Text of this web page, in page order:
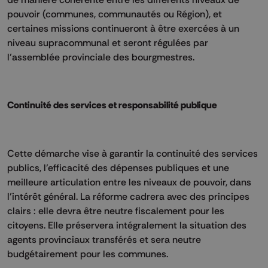
pouvoir (communes, communautés ou Région), et
certaines missions continueront à être exercées à un
niveau supracommunal et seront régulées par
l’assemblée provinciale des bourgmestres.
Continuité des services et responsabilité publique
Cette démarche vise à garantir la continuité des services
publics, l’efficacité des dépenses publiques et une
meilleure articulation entre les niveaux de pouvoir, dans
l’intérêt général. La réforme cadrera avec des principes
clairs : elle devra être neutre fiscalement pour les
citoyens. Elle préservera intégralement la situation des
agents provinciaux transférés et sera neutre
budgétairement pour les communes.